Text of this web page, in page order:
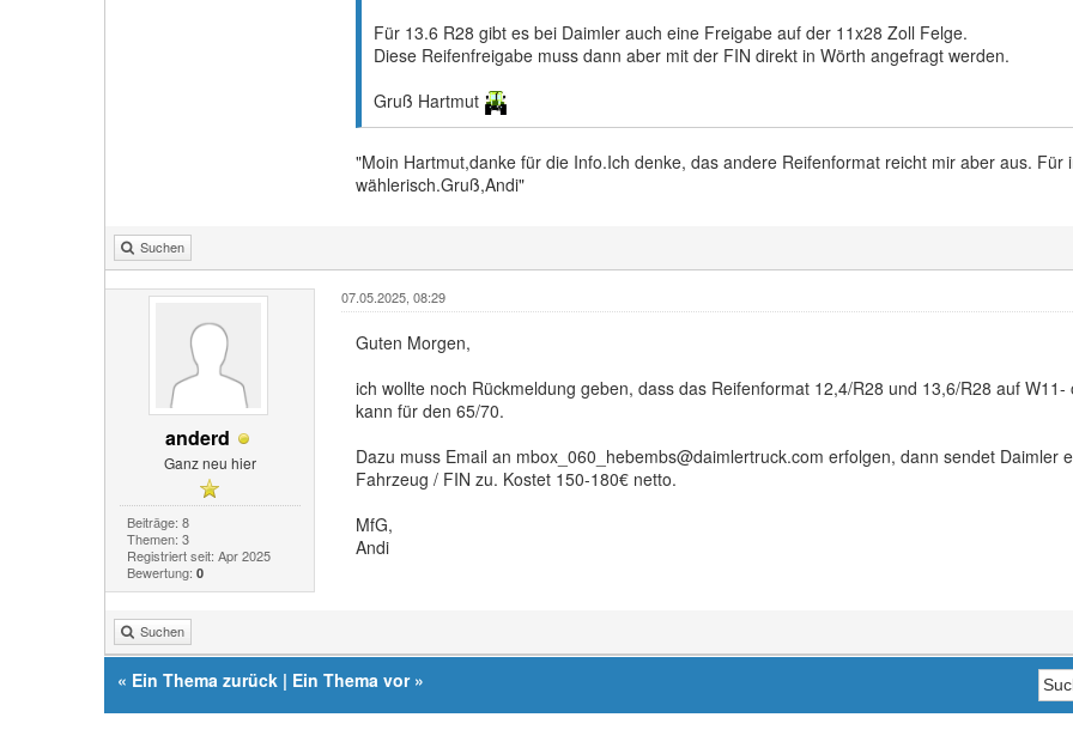
Für 13.6 R28 gibt es bei Daimler auch eine Freigabe auf der 11x28 Zoll Felge.
Diese Reifenfreigabe muss dann aber mit der FIN direkt in Wörth angefragt werden.
Gruß Hartmut
"Moin Hartmut,danke für die Info.Ich denke, das andere Reifenformat reicht mir aber aus. Für
wählerisch.Gruß,Andi"
Suchen
anderd
Ganz neu hier
Beiträge: 8
Themen: 3
Registriert seit: Apr 2025
Bewertung: 0
07.05.2025, 08:29
Guten Morgen,
ich wollte noch Rückmeldung geben, dass das Reifenformat 12,4/R28 und 13,6/R28 auf
kann für den 65/70.
Dazu muss Email an mbox_060_hebembs@daimlertruck.com erfolgen, dann sendet Daimler
Fahrzeug / FIN zu. Kostet 150-180€ netto.
MfG,
Andi
Suchen
« Ein Thema zurück | Ein Thema vor»